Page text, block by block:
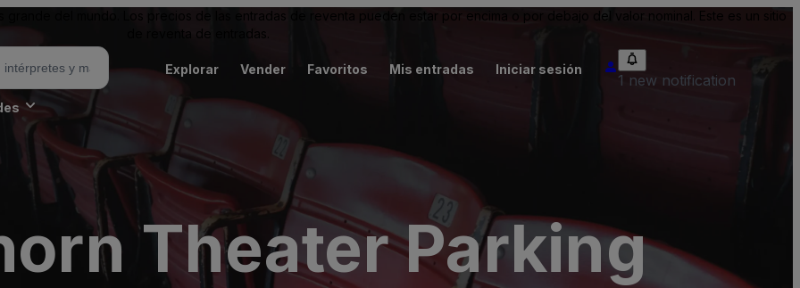
grande del mundo. Los precios de las entradas de reventa pueden estar por encima o por debajo del valor nominal. Este es un sitio
de reventa de entradas.
Explorar Vender Favoritos Mis entradas Iniciar sesión
1 new notification
Theater Parking